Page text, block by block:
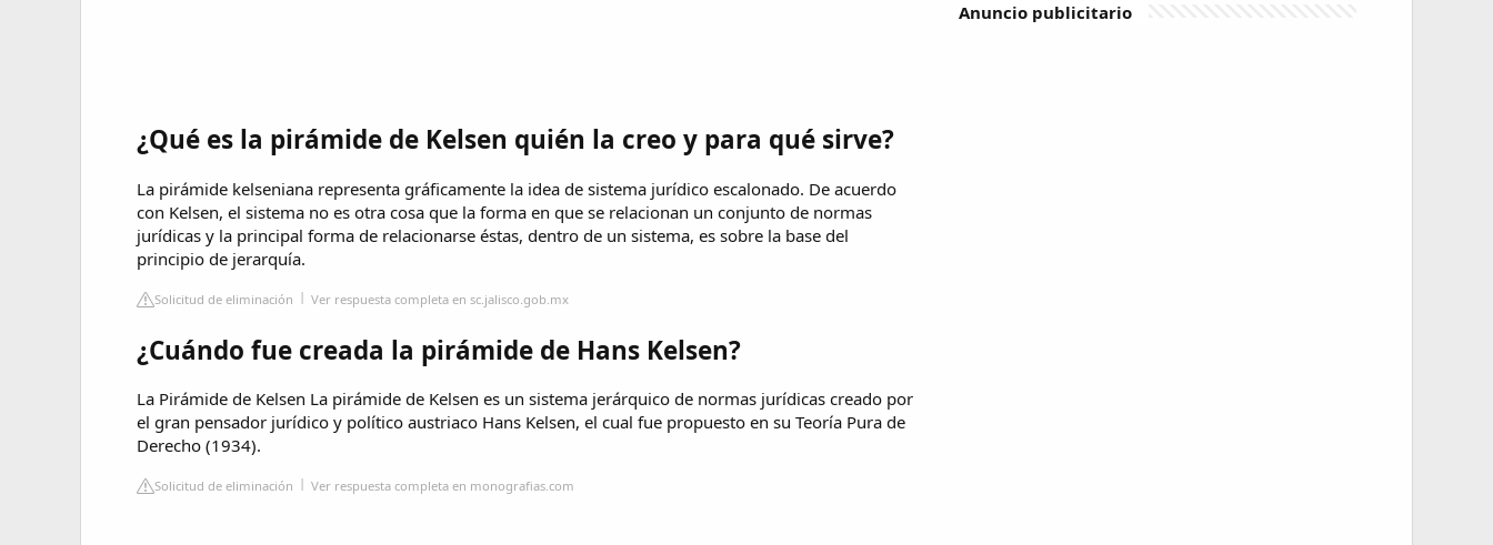
¿Qué es la pirámide de Kelsen quién la creo y para qué sirve?
La pirámide kelseniana representa gráficamente la idea de sistema jurídico escalonado. De acuerdo
con Kelsen, el sistema no es otra cosa que la forma en que se relacionan un conjunto de normas
jurídicas y la principal forma de relacionarse éstas, dentro de un sistema, es sobre la base del
principio de jerarquía.
Solicitud de eliminación Ver respuesta completa en sc.jalisco.gob.mx
¿Cuándo fue creada la pirámide de Hans Kelsen?
La Pirámide de Kelsen La pirámide de Kelsen es un sistema jerárquico de normas jurídicas creado por
el gran pensador jurídico y político austriaco Hans Kelsen, el cual fue propuesto en su Teoría Pura de
Derecho (1934).
Solicitud de eliminación Ver respuesta completa en monografias.com
Anuncio publicitario